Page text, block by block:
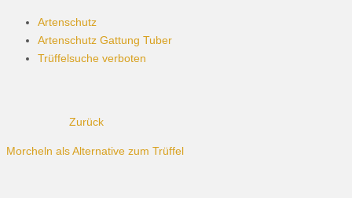
Artenschutz
Artenschutz Gattung Tuber
Trüffelsuche verboten
Zurück
Morcheln als Alternative zum Trüffel